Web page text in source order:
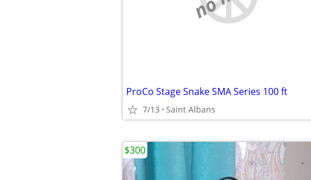
ProCo Stage Snake SMA Series 100 ft
7/13 Saint Albans
$300